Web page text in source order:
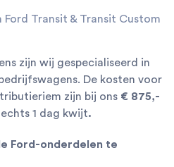
Ford Transit & Transit Custom
zijn wij gespecialiseerd in
De kosten voor
zijn bij ons € 875,-
1 dag kwijt.
Ford-onderdelen te